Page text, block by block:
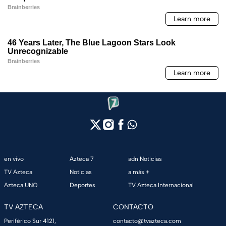
en vivo
TV Azteca
Azteca UNO
Azteca 7
Noticias
Deportes
adn Noticias
a más +
TV Azteca Internacional
TV AZTECA
Periférico Sur 4121,
CONTACTO
contacto@tvazteca.com